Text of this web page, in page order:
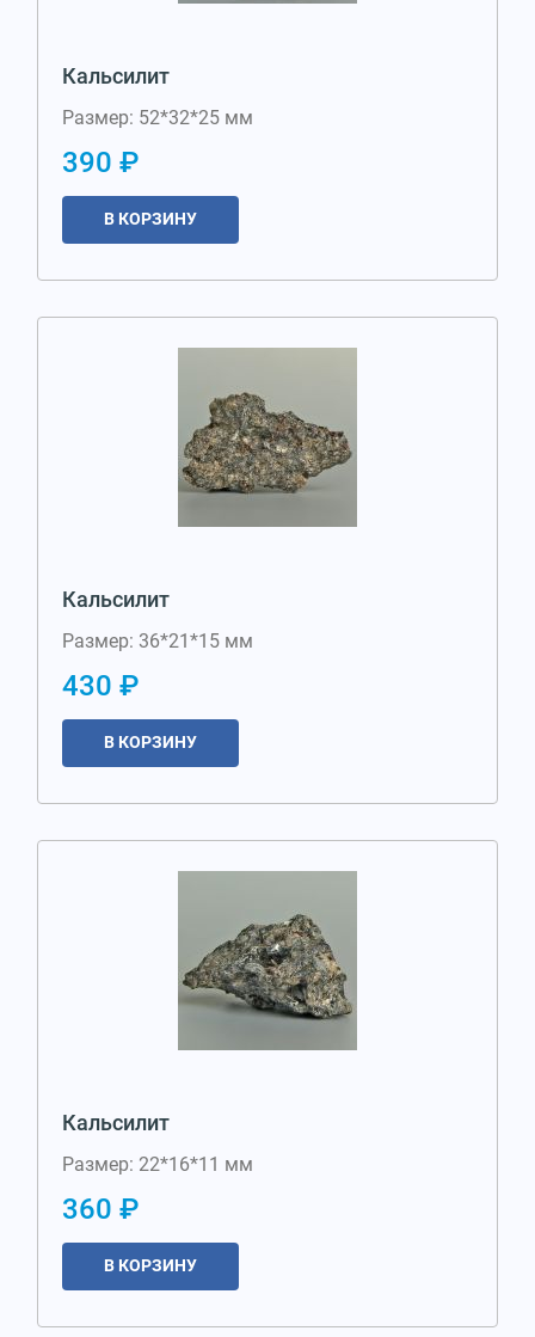
Кальсилит
Размер: 52*32*25 мм
390 ₽
В КОРЗИНУ
Кальсилит
Размер: 36*21*15 мм
430 ₽
В КОРЗИНУ
Кальсилит
Размер: 22*16*11 мм
360 ₽
В КОРЗИНУ